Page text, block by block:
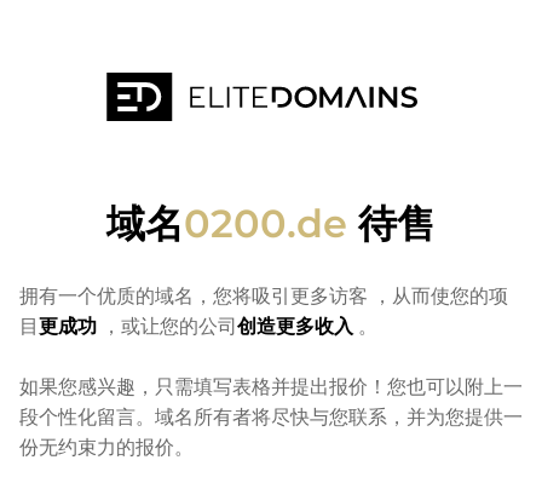
域名0200.de 待售
拥有一个优质的域名，您将吸引更多访客 ，从而使您的项
目更成功 ，或让您的公司创造更多收入 。
如果您感兴趣，只需填写表格并提出报价！您也可以附上一
段个性化留言。域名所有者将尽快与您联系，并为您提供一
份无约束力的报价。